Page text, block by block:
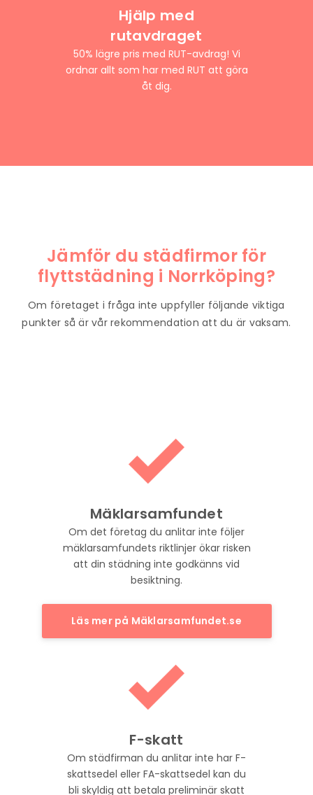
Hjälp med
rutavdraget
50% lägre pris med RUT-avdrag! Vi
ordnar allt som har med RUT att göra
åt dig.
Jämför du städfirmor för
flyttstädning i Norrköping?
Om företaget i fråga inte uppfyller följande viktiga
punkter så är vår rekommendation att du är vaksam.
Mäklarsamfundet
Om det företag du anlitar inte följer
mäklarsamfundets riktlinjer ökar risken
att din städning inte godkänns vid
besiktning.
Läs mer på Mäklarsamfundet.se
F-skatt
Om städfirman du anlitar inte har F-
skattsedel eller FA-skattsedel kan du
bli skyldig att betala preliminär skatt